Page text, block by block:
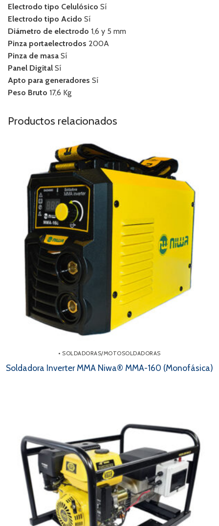
Electrodo tipo Celulósico Sí
Electrodo tipo Acido Sí
Diámetro de electrodo 1,6 y 5 mm
Pinza portaelectrodos 200A
Pinza de masa Sí
Panel Digital Sí
Apto para generadores Sí
Peso Bruto 17,6 Kg
Productos relacionados
• SOLDADORAS/MOTOSOLDADORAS
Soldadora Inverter MMA Niwa® MMA-160 (Monofásica)